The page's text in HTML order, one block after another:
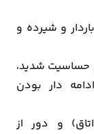
و شیرده و
حساسیت شدید،
دار بودن
و دور از